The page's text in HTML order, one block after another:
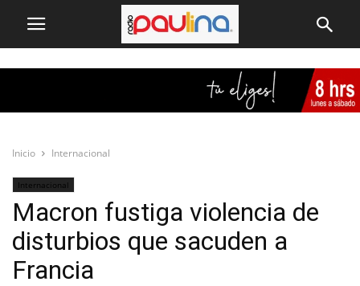
Inicio Internacional
Internacional
Macron fustiga violencia de
disturbios que sacuden a
Francia